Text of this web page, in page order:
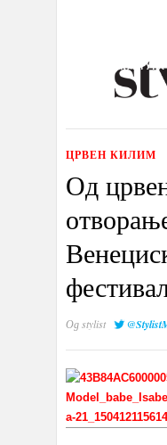
КУЛТУРА
ЦРВЕН КИЛИМ
Од
Одstylist